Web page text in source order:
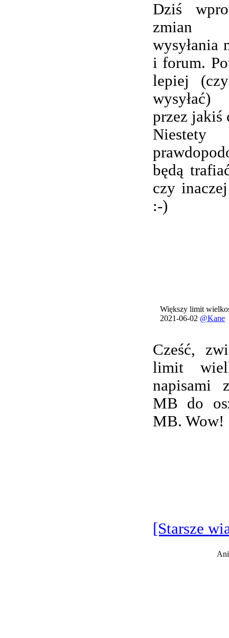
Dziś
zmian
wysyłania
i forum.
lepiej
przez jakiś
będą
czy
:-)
Większy limit
2021-06-02 @Kane
Cześć,
limit
napisami
MB do
MB. Wow!
[Starsze